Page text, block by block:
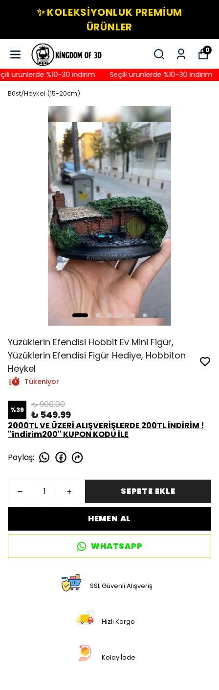
✨ KOLEKSIYONLUK PREMIUM
ÜRÜNLER
0
ürünlerde %10-30 indirim Seçili ürünlerde %10-30 indirim
Büst/Heykel (15-20cm)
Yüzüklerin Efendisi Hobbit Ev Mini Figür,
Yüzüklerin Efendisi Figür Hediye, Hobbiton
Heykel
Tükeniyor
%39 ₺ 900.00
₺ 549.99
2000TL VE ÜZERİ ALIŞVERİŞLERDE 200TL İNDİRİM !
''indirim200'' KUPON KODU İLE
Paylaş:
SEPETE EKLE
HEMEN AL
WHATSAPP
SSL Güvenli Alışveriş
Hızlı Kargo
Kolay İade